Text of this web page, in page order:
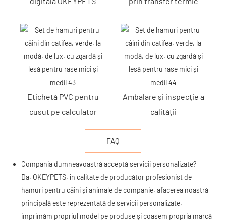
Etichetă PVC pentru
cusut pe calculator
Ambalare și inspecție a
calității
FAQ
Compania dumneavoastră acceptă servicii personalizate?
Da, OKEYPETS, în calitate de producător profesionist de
hamuri pentru câini și animale de companie, afacerea noastră
principală este reprezentată de servicii personalizate,
imprimăm propriul model pe produse și coasem propria marcă